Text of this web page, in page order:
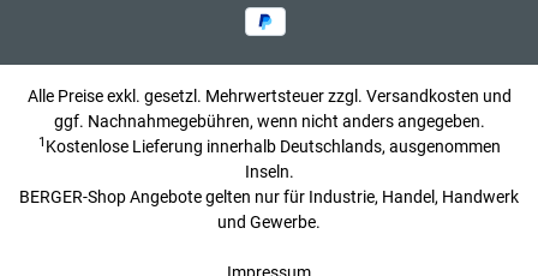
Alle Preise exkl. gesetzl. Mehrwertsteuer zzgl. Versandkosten und
ggf. Nachnahmegebühren, wenn nicht anders angegeben.
1 Kostenlose Lieferung innerhalb Deutschlands, ausgenommen
Inseln.
BERGER-Shop Angebote gelten nur für Industrie, Handel, Handwerk
und Gewerbe.